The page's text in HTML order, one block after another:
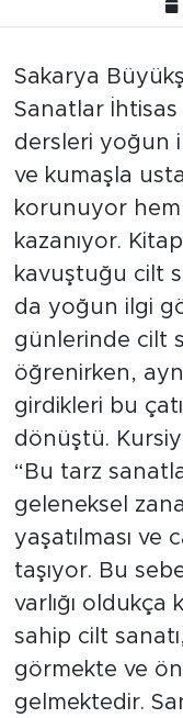
Sakarya
Sanatlar İhtisas
dersleri yoğun
ve kumaşla
korunuyor
kazanıyor.
kavuştuğu cilt
da yoğun ilgi
günlerinde cilt
öğrenirken,
girdikleri bu
dönüştü.
“Bu tarz
geleneksel
yaşatılması ve
taşıyor. Bu
varlığı oldukça
sahip cilt
görmekte ve